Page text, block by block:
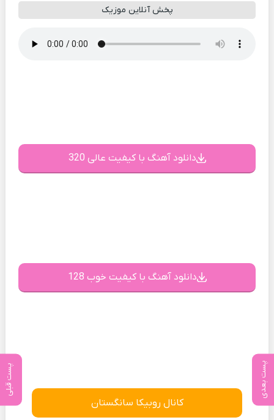
پست بعدی پست قبلی
پخش آنلاین موزیک
دانلود آهنگ با کیفیت عالی 320
دانلود آهنگ با کیفیت خوب 128
کانال روبیکا سانگستان